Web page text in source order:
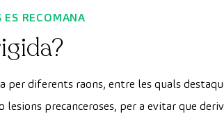
RECOMANA
per diferents raons, entre les quals
lesions precanceroses, per a evitar que